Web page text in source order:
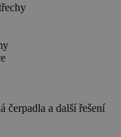
čerpadla a další řešení